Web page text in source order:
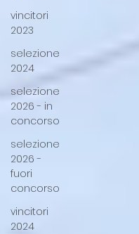
vincitori
2023
selezione
2024
selezione
2026 - in
concorso
selezione
2026 -
fuori
concorso
vincitori
2024